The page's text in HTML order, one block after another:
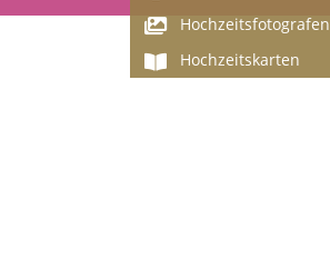
Hochzeitsfotografen
Hochzeitskarten